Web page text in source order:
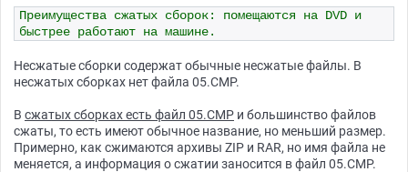
Преимущества сжатых сборок: помещаются на DVD и
быстрее работают на машине.
Несжатые сборки содержат обычные несжатые файлы. В
несжатых сборках нет файла 05.CMP.
В сжатых сборках есть файл 05.CMP и большинство файлов
сжаты, то есть имеют обычное название, но меньший размер.
Примерно, как сжимаются архивы ZIP и RAR, но имя файла не
меняется, а информация о сжатии заносится в файл 05.CMP.